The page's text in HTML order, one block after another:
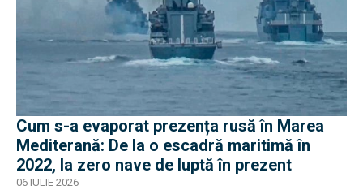
Cum s-a evaporat prezența rusă în Marea
Mediterană: De la o escadră maritimă în
2022, la zero nave de luptă în prezent
06 IULIE 2026